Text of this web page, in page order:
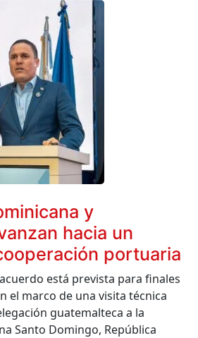
y
hacia un
portuaria
está prevista para finales
el marco de una visita técnica
guatemalteca a la
Santo Domingo, República